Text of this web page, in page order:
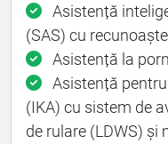
Asistență
(SAS) cu
Asistență la
Asistență
(IKA) cu sistem de
de rulare (LDWS) și